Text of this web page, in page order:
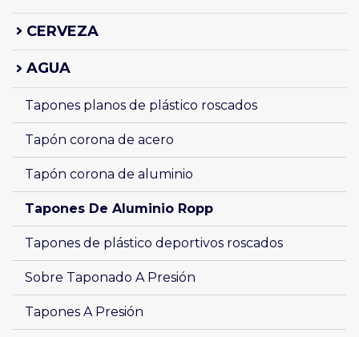
CERVEZA
AGUA
Tapones planos de plástico roscados
Tapón corona de acero
Tapón corona de aluminio
Tapones De Aluminio Ropp
Tapones de plástico deportivos roscados
Sobre Taponado A Presión
Tapones A Presión